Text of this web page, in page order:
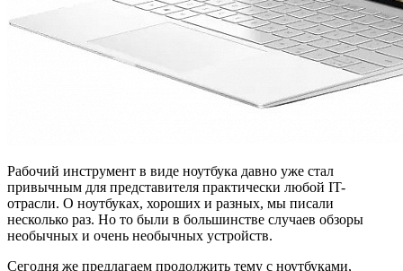
Рабочий инструмент в виде ноутбука давно уже стал
привычным для представителя практически любой IT-
отрасли. О ноутбуках, хороших и разных, мы писали
несколько раз. Но то были в большинстве случаев обзоры
необычных и очень необычных устройств.
Сегодня же предлагаем продолжить тему с ноутбуками,